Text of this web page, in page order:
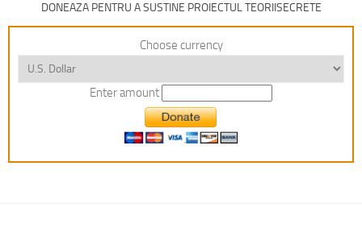
DONEAZA PENTRU A SUSTINE PROIECTUL TEORIISECRETE
Choose currency
Enter amount